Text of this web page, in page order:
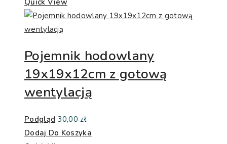
Pojemnik hodowlany
19x19x12cm z gotową
wentylacją
Podgląd 30,00zł
Dodaj Do Koszyka